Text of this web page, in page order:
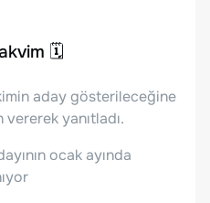
🗓️
aday gösterileceğine
yanıtladı.
ocak ayında